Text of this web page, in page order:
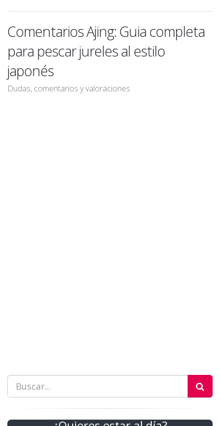
Comentarios Ajing: Guia completa
para pescar jureles al estilo
japonés
Dudas, comentarios y valoraciones